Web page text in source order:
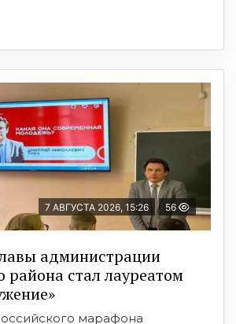
7 АВГУСТА 2026, 15:26 56
администрации
района стал лауреатом
марафона